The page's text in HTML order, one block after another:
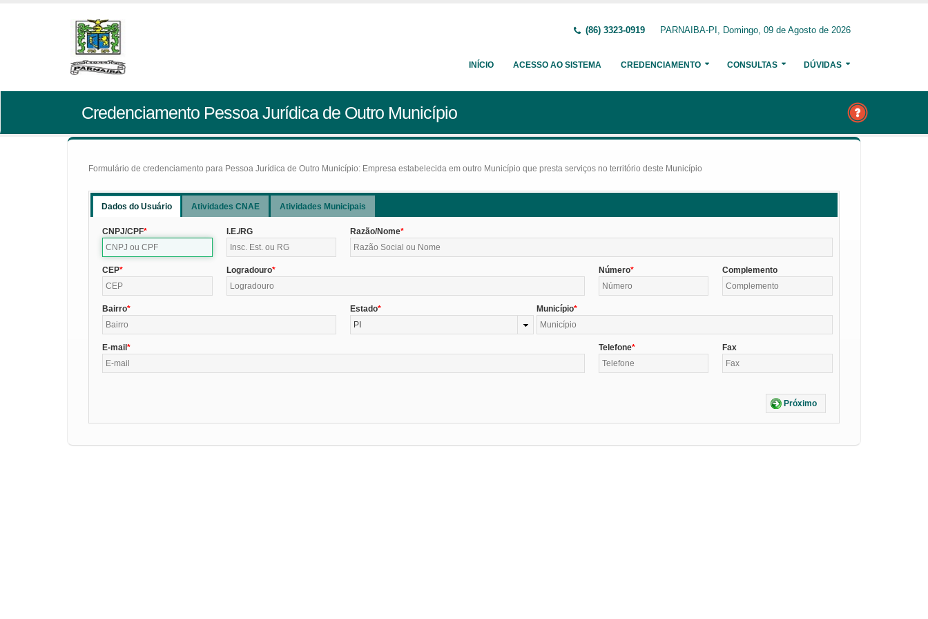
(86) 3323-0919 PARNAIBA-PI, Domingo, 09 de Agosto de 2026
INÍCIO ACESSO AO SISTEMA CREDENCIAMENTO CONSULTAS DÚVIDAS
Credenciamento Pessoa Jurídica de Outro Município
Formulário de credenciamento para Pessoa Jurídica de Outro Município: Empresa estabelecida em outro Município que presta serviços no território deste Município
Dados do Usuário Atividades CNAE Atividades Municipais
CNPJ/CPF I.E./RG Razão/Nome
CEP Logradouro Número Complemento
Bairro
Estado
PI
Município
E-mail Telefone Fax
Próximo